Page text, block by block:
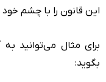
این قانون را با چشم خود
برای مثال می‌توانید
بگوید: